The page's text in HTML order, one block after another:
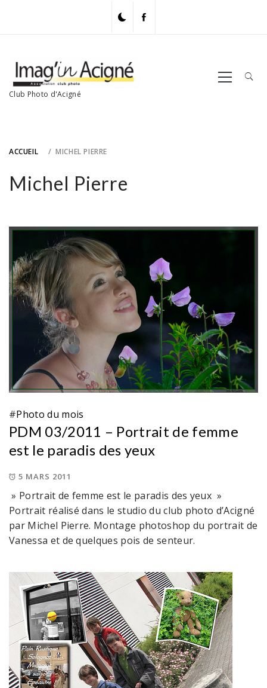
Club Photo d'Acigné
Primary
Menu
ACCUEIL MICHEL PIERRE
Michel Pierre
#Photo du mois
PDM 03/2011 – Portrait de femme
est le paradis des yeux
5 MARS 2011
» Portrait de femme est le paradis des yeux »
Portrait réalisé dans le studio du club photo d’Acigné
par Michel Pierre. Montage photoshop du portrait de
Vanessa et de quelques pois de senteur.